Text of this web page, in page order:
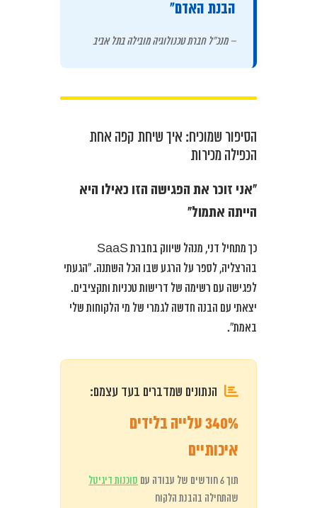
הבנת האדם”
– מנכ”ל חברת טכנולוגיה מובילה בתל אביב
הסיפור שמוכיח: איך שיחת קפה אחת
הכפילה מכירות
“אני זוכר את הפגישה הזו כאילו היא
הייתה אתמול”
כך מתחיל דני, מנהל שיווק בחברת SaaS
בהרצליה, לספר על הרגע שבו הכל השתנה. “הגעתי
לפגישה עם רשימה של דרישות טכניות ותקציבים.
יצאתי עם הבנה חדשה לגמרי של מי הלקוחות שלי
באמת”.
הנתונים שמדברים בעד עצמם:
340% עלייה בלידים
איכותיים
תוך 6 חודשים של עבודה עם
סוכנות דיגיטל
שהתחילה בהבנת הלקוח